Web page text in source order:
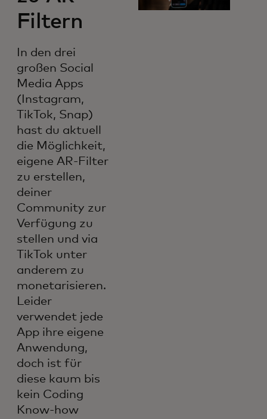
Filtern
In den drei
großen Social
Media Apps
(Instagram,
TikTok, Snap)
hast du aktuell
die Möglichkeit,
eigene AR-Filter
zu erstellen,
deiner
Community zur
Verfügung zu
stellen und via
TikTok unter
anderem zu
monetarisieren.
Leider
verwendet jede
App ihre eigene
Anwendung,
doch ist für
diese kaum bis
kein Coding
Know-how